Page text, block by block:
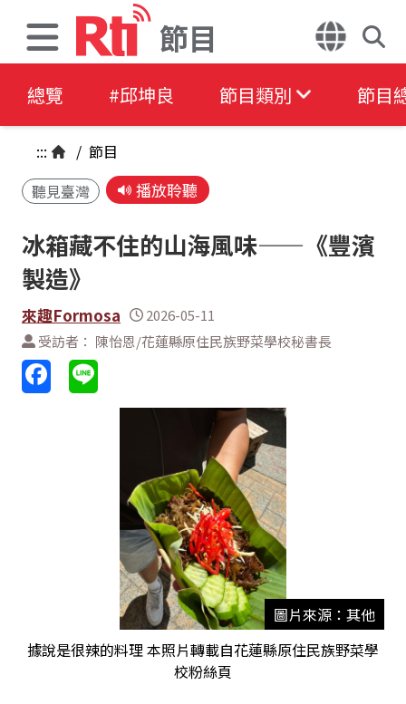
節目
總覽 #邱坤良 節目類別 節目
::: / 節目
聽見臺灣
播放聆聽
冰箱藏不住的山海風味——《豐濱
製造》
來趣Formosa
2026-05-11
受訪者： 陳怡恩/花蓮縣原住民族野菜學校秘書長
圖片來源：其他
據說是很辣的料理 本照片轉載自花蓮縣原住民族野菜學
校粉絲頁